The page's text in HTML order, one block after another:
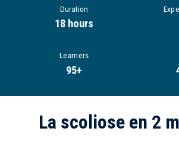
Duration
18 hours
Learners
95+
La scoliose en 2